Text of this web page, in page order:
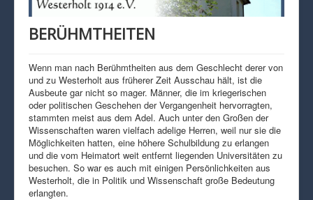
DATENSCHUTZ
BERÜHMTHEITEN
Wenn man nach Berühmtheiten aus dem Geschlecht derer von
und zu Westerholt aus früherer Zeit Ausschau hält, ist die
Ausbeute gar nicht so mager. Männer, die im kriegerischen
oder politischen Geschehen der Vergangenheit hervorragten,
stammten meist aus dem Adel. Auch unter den Großen der
Wissenschaften waren vielfach adelige Herren, weil nur sie die
Möglichkeiten hatten, eine höhere Schulbildung zu erlangen
und die vom Heimatort weit entfernt liegenden Universitäten zu
besuchen. So war es auch mit einigen Persönlichkeiten aus
Westerholt, die in Politik und Wissenschaft große Bedeutung
erlangten.